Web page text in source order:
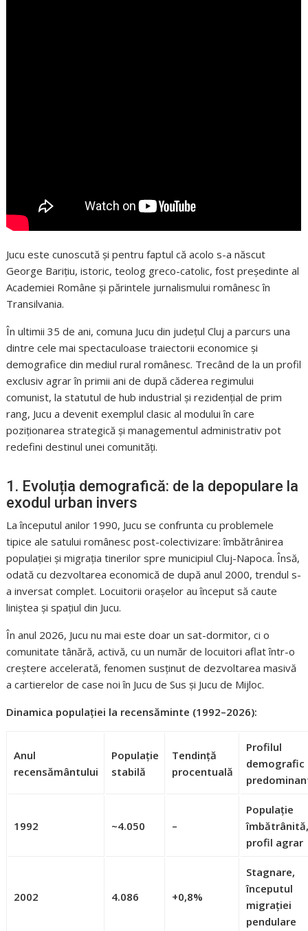
Jucu este cunoscută și pentru faptul că acolo s-a născut
George Barițiu, istoric, teolog greco-catolic, fost președinte al
Academiei Române și părintele jurnalismului românesc în
Transilvania.
În ultimii 35 de ani, comuna Jucu din județul Cluj a parcurs una
dintre cele mai spectaculoase traiectorii economice și
demografice din mediul rural românesc. Trecând de la un profil
exclusiv agrar în primii ani de după căderea regimului
comunist, la statutul de hub industrial și rezidențial de prim
rang, Jucu a devenit exemplul clasic al modului în care
poziționarea strategică și managementul administrativ pot
redefini destinul unei comunități.
1. Evoluția demografică: de la depopulare la
exodul urban invers
La începutul anilor 1990, Jucu se confrunta cu problemele
tipice ale satului românesc post-colectivizare: îmbătrânirea
populației și migrația tinerilor spre municipiul Cluj-Napoca. Însă,
odată cu dezvoltarea economică de după anul 2000, trendul s-
a inversat complet. Locuitorii orașelor au început să caute
liniștea și spațiul din Jucu.
În anul 2026, Jucu nu mai este doar un sat-dormitor, ci o
comunitate tânără, activă, cu un număr de locuitori aflat într-o
creștere accelerată, fenomen susținut de dezvoltarea masivă
a cartierelor de case noi în Jucu de Sus și Jucu de Mijloc.
Dinamica populației la recensăminte (1992–2026):
Anul
recensământului
Populație
stabilă
Tendință
procentuală
Profilul
demografic
1992 ~4.050 –
Populație
profil agrar
2002 4.086 +0,8%
Stagnare,
începutul
migrației
pendulare